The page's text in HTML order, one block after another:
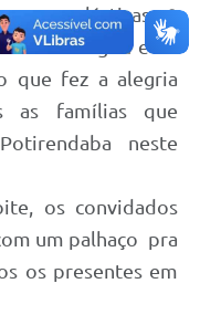
elásticas, 2
da alegria e no
que fez a alegria
as famílias que
neste
os convidados
um palhaço pra
os presentes em